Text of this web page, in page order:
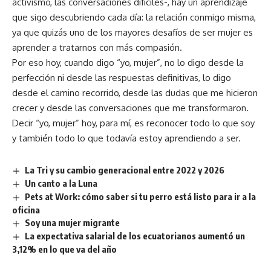
que sigo descubriendo cada día: la relación conmigo misma,
ya que quizás uno de los mayores desafíos de ser mujer es
aprender a tratarnos con más compasión.
Por eso hoy, cuando digo “yo, mujer”, no lo digo desde la
perfección ni desde las respuestas definitivas, lo digo
desde el camino recorrido, desde las dudas que me hicieron
crecer y desde las conversaciones que me transformaron.
Decir “yo, mujer” hoy, para mí, es reconocer todo lo que soy
y también todo lo que todavía estoy aprendiendo a ser.
La Tri y su cambio generacional entre 2022 y 2026
Un canto a la Luna
Pets at Work: cómo saber si tu perro está listo para ir a la
oficina
Soy una mujer migrante
La expectativa salarial de los ecuatorianos aumentó un
3,12% en lo que va del año